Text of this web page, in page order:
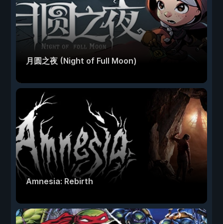
月圆之夜 (Night of Full Moon)
Amnesia: Rebirth